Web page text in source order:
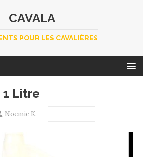
CAVALA
POUR LES CAVALIÈRES
1 Litre
Noemie K.